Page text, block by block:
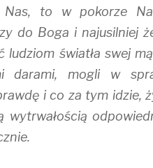
to w pokorze
do Boga i najusilniej
ludziom światła swej
darami, mogli w
i co za tym idzie,
wytrwałością